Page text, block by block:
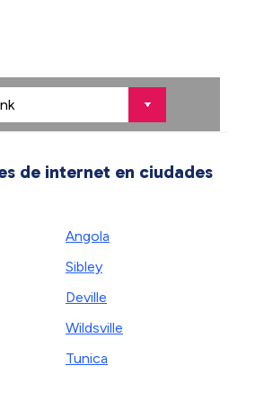
de internet en ciudades
Angola
Sibley
Deville
Wildsville
Tunica